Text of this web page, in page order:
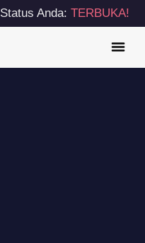
Status Anda: TERBUKA!